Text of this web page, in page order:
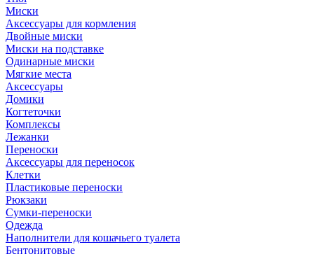
Миски
Аксессуары для кормления
Двойные миски
Миски на подставке
Одинарные миски
Мягкие места
Аксессуары
Домики
Когтеточки
Комплексы
Лежанки
Переноски
Аксессуары для переносок
Клетки
Пластиковые переноски
Рюкзаки
Сумки-переноски
Одежда
Наполнители для кошачьего туалета
Бентонитовые